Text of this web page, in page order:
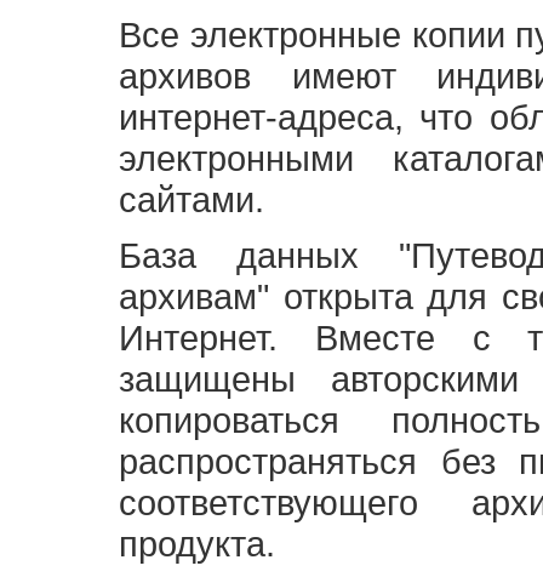
Все электронные копии
архивов имеют
интернет-адреса, что
электронными
сайтами.
База данных
архивам" открыта для
Интернет. Вместе с
защищены
копироваться
распространяться без
соответствующего
продукта.